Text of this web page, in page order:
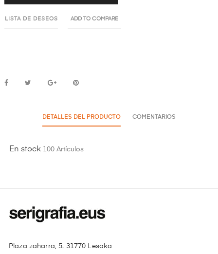
LISTA DE DESEOS ADD TO COMPARE
DETALLES DEL PRODUCTO COMENTARIOS
En stock 100 Artículos
Plaza zaharra, 5. 31770 Lesaka